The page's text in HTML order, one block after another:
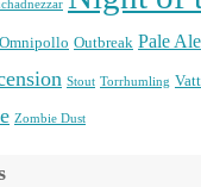
Omnipollo Outbreak Pale Ale
Stout Torrhumling
Zombie Dust